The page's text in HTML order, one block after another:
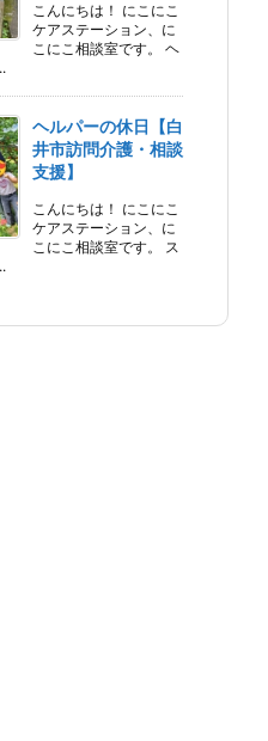
こんにちは！ にこにこ
ケアステーション、に
こにこ相談室です。 ヘ
ヘルパーの休日【白
井市訪問介護・相談
支援】
こんにちは！ にこにこ
ケアステーション、に
こにこ相談室です。 ス